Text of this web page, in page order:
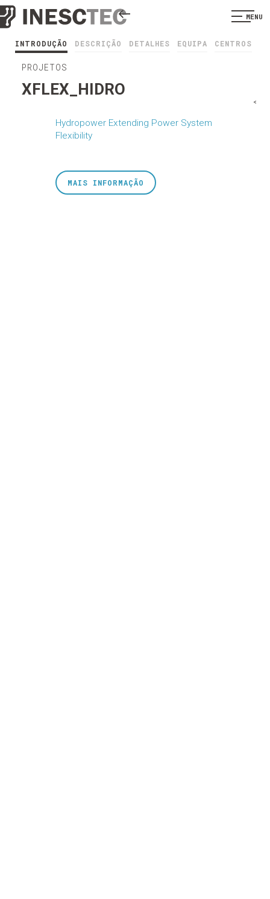
MENU
INTRODUÇÃO DESCRIÇÃO DETALHES EQUIPA CENTROS
PROJETOS
XFLEX_HIDRO
Hydropower Extending Power System
Flexibility
<
MAIS INFORMAÇÃO